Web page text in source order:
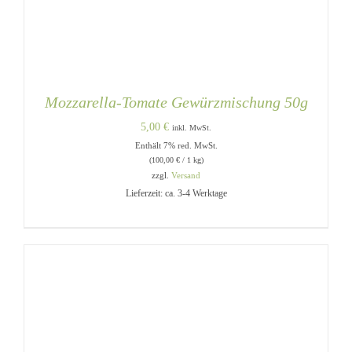
Mozzarella-Tomate Gewürzmischung 50g
5,00 € inkl. MwSt.
Enthält 7% red. MwSt.
(100,00 €/ 1 kg)
zzgl. Versand
Lieferzeit: ca. 3-4 Werktage